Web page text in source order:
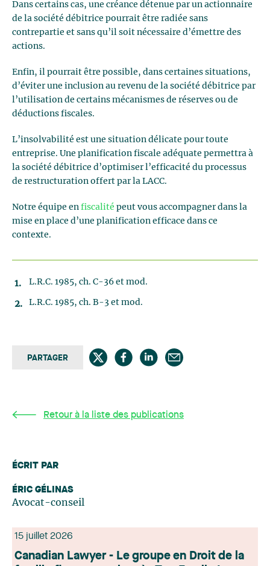
Dans certains cas, une créance détenue par un actionnaire
de la société débitrice pourrait être radiée sans
contrepartie et sans qu’il soit nécessaire d’émettre des
actions.
Enfin, il pourrait être possible, dans certaines situations,
d’éviter une inclusion au revenu de la société débitrice par
l’utilisation de certains mécanismes de réserves ou de
déductions fiscales.
L’insolvabilité est une situation délicate pour toute
entreprise. Une planification fiscale adéquate permettra à
la société débitrice d’optimiser l’efficacité du processus
de restructuration offert par la LACC.
Notre équipe en fiscalité peut vous accompagner dans la
mise en place d’une planification efficace dans ce
contexte.
L.R.C. 1985, ch. C-36 et mod.
L.R.C. 1985, ch. B-3 et mod.
PARTAGER
Retour à la liste des publications
ÉCRIT PAR
ÉRIC GÉLINAS
Avocat-conseil
15 juillet 2026
Canadian Lawyer - Le groupe en Droit de la